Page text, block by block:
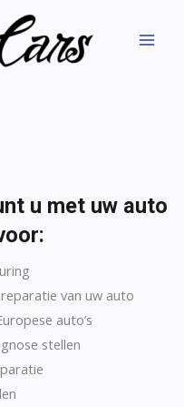
u met uw auto
van uw auto
auto’s
stellen